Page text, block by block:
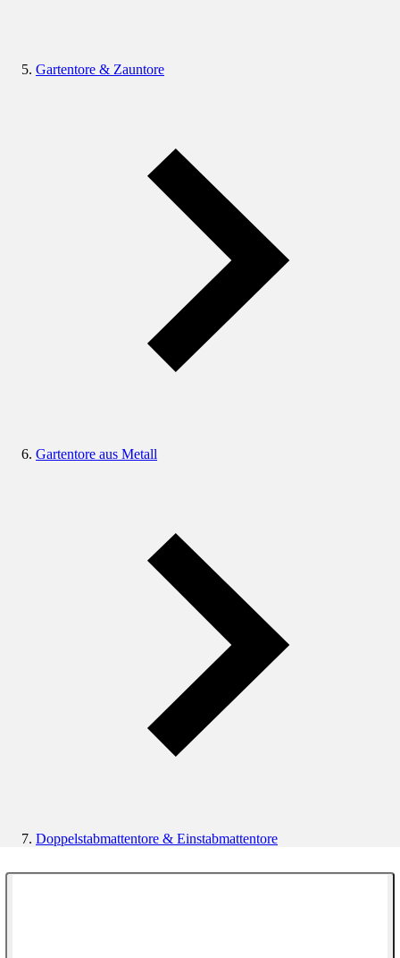
Gartentore & Zauntore
Gartentore aus Metall
Doppelstabmattentore & Einstabmattentore